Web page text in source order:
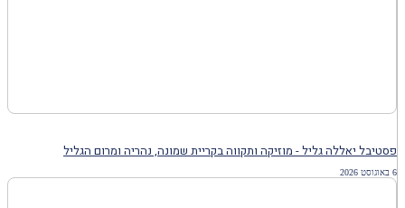
פסטיבל יאללה גליל - מוזיקה ותקווה בקריית שמונה, נהריה ומרום הגליל
6 באוגוסט 2026